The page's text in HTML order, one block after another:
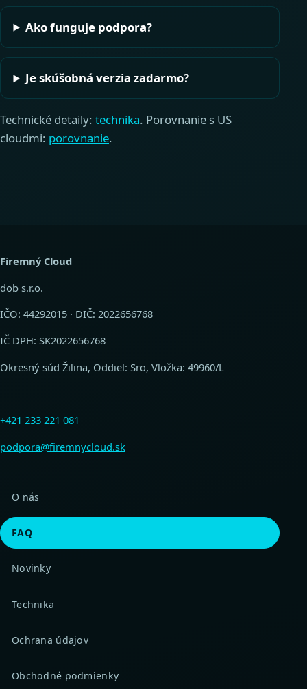
Ako funguje podpora?
Je skúšobná verzia zadarmo?
Technické detaily: technika. Porovnanie s US
cloudmi: porovnanie.
Firemný Cloud
dob s.r.o.
IČO: 44292015 · DIČ: 2022656768
IČ DPH: SK2022656768
Okresný súd Žilina, Oddiel: Sro, Vložka: 49960/L
+421 233 221 081
podpora@firemnycloud.sk
O nás
FAQ
Novinky
Technika
Ochrana údajov
Obchodné podmienky